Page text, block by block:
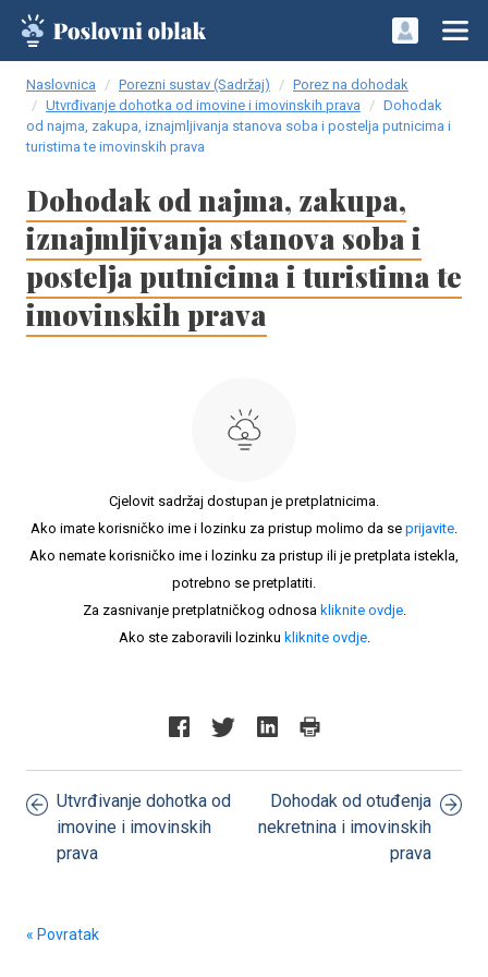
Naslovnica Porezni sustav (Sadržaj)
Porez na dohodak
Utvrđivanje dohotka od imovine i imovinskih prava
Dohodak
od najma, zakupa, iznajmljivanja stanova soba i postelja putnicima i
turistima te imovinskih prava
Dohodak od najma, zakupa,
iznajmljivanja stanova soba i
postelja putnicima i turistima te
imovinskih prava
Cjelovit sadržaj dostupan je pretplatnicima.
Ako imate korisničko ime i lozinku za pristup molimo da se prijavite.
Ako nemate korisničko ime i lozinku za pristup ili je pretplata istekla,
potrebno se pretplatiti.
Za zasnivanje pretplatničkog odnosa kliknite ovdje.
Ako ste zaboravili lozinku kliknite ovdje.
Utvrđivanje dohotka od
imovine i imovinskih
prava
Dohodak od otuđenja
nekretnina i imovinskih
prava
« Povratak